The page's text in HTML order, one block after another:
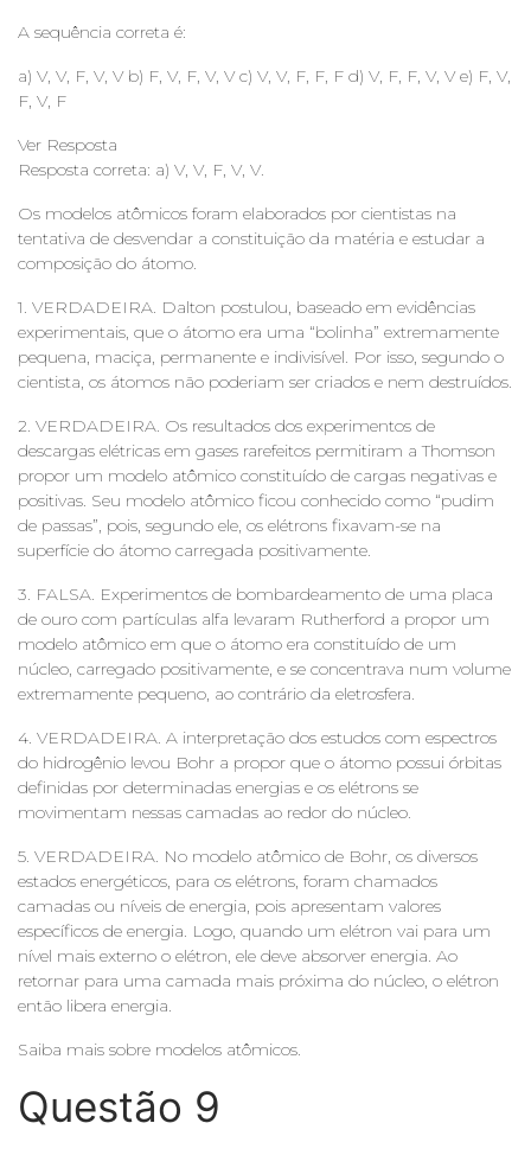
A sequência correta é:
a) V, V, F, V, V b) F, V, F, V, V c) V, V, F, F, F d) V, F, F, V, V e) F, V,
F, V, F
Ver Resposta
Resposta correta: a) V, V, F, V, V.
Os modelos atômicos foram elaborados por cientistas na
tentativa de desvendar a constituição da matéria e estudar a
composição do átomo.
1. VERDADEIRA. Dalton postulou, baseado em evidências
experimentais, que o átomo era uma “bolinha” extremamente
pequena, maciça, permanente e indivisível. Por isso, segundo o
cientista, os átomos não poderiam ser criados e nem destruídos.
2. VERDADEIRA. Os resultados dos experimentos de
descargas elétricas em gases rarefeitos permitiram a Thomson
propor um modelo atômico constituído de cargas negativas e
positivas. Seu modelo atômico ficou conhecido como “pudim
de passas”, pois, segundo ele, os elétrons fixavam-se na
superfície do átomo carregada positivamente.
3. FALSA. Experimentos de bombardeamento de uma placa
de ouro com partículas alfa levaram Rutherford a propor um
modelo atômico em que o átomo era constituído de um
núcleo, carregado positivamente, e se concentrava num volume
extremamente pequeno, ao contrário da eletrosfera.
4. VERDADEIRA. A interpretação dos estudos com espectros
do hidrogênio levou Bohr a propor que o átomo possui órbitas
definidas por determinadas energias e os elétrons se
movimentam nessas camadas ao redor do núcleo.
5. VERDADEIRA. No modelo atômico de Bohr, os diversos
estados energéticos, para os elétrons, foram chamados
camadas ou níveis de energia, pois apresentam valores
específicos de energia. Logo, quando um elétron vai para um
nível mais externo o elétron, ele deve absorver energia. Ao
retornar para uma camada mais próxima do núcleo, o elétron
então libera energia.
Saiba mais sobre modelos atômicos.
Questão 9